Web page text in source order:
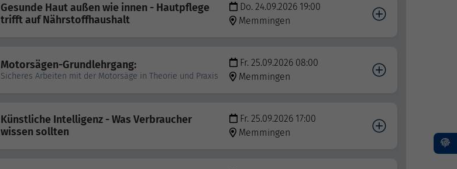
Gesunde Haut außen wie innen - Hautpflege
trifft auf Nährstoffhaushalt
Do. 24.09.2026 19:00
Memmingen
Motorsägen-Grundlehrgang:
Sicheres Arbeiten mit der Motorsäge in Theorie und Praxis
Fr. 25.09.2026 08:00
Memmingen
Künstliche Intelligenz - Was Verbraucher
wissen sollten
Fr. 25.09.2026 17:00
Memmingen